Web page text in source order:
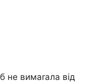
не вимаrала від